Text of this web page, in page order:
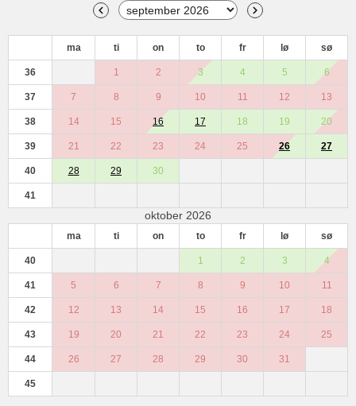
ma ti on to fr lø sø
36 1 2 3 4 5 6
37 7 8 9 10 11 12 13
38 14 15 16 17 18 19 20
39 21 22 23 24 25 26 27
40 28 29 30
41
oktober 2026
ma ti on to fr lø sø
40 1 2 3 4
41 5 6 7 8 9 10 11
42 12 13 14 15 16 17 18
43 19 20 21 22 23 24 25
44 26 27 28 29 30 31
45